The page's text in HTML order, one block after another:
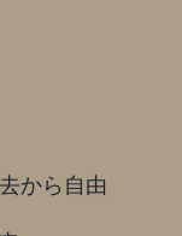
から自由